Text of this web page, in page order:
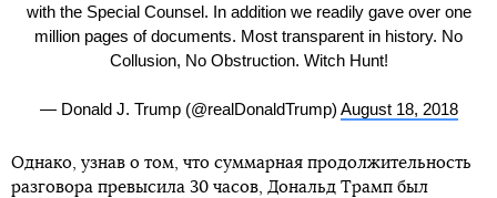
with the Special Counsel. In addition we readily gave over one
million pages of documents. Most transparent in history. No
Collusion, No Obstruction. Witch Hunt!
— Donald J. Trump (@realDonaldTrump) August 18, 2018
Однако, узнав о том, что суммарная продолжительность
разговора превысила 30 часов, Дональд Трамп был